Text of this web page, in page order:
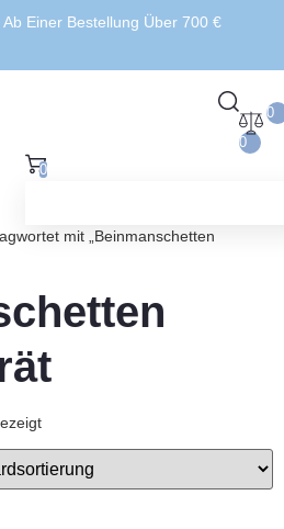
Einer Bestellung Über 700 €
0
0
0
mit „Beinmanschetten